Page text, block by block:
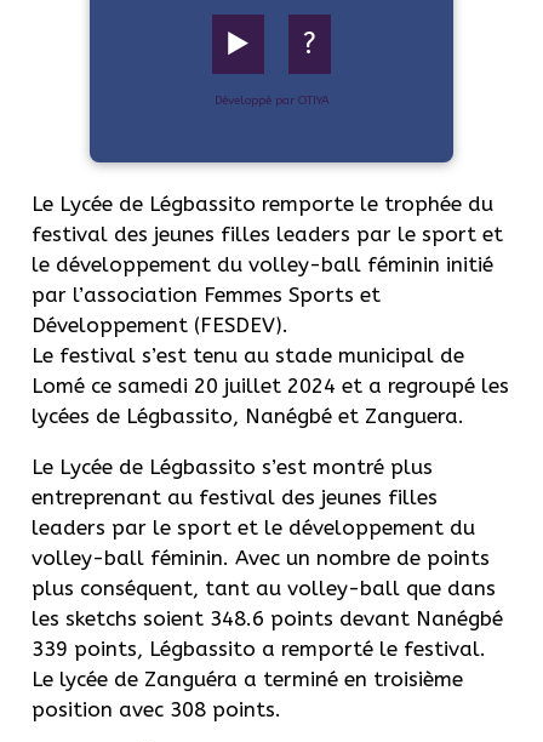
▶️ ?
Développé par OTIYA
Le Lycée de Légbassito remporte le trophée du
festival des jeunes filles leaders par le sport et
le développement du volley-ball féminin initié
par l’association Femmes Sports et
Développement (FESDEV).
Le festival s’est tenu au stade municipal de
Lomé ce samedi 20 juillet 2024 et a regroupé les
lycées de Légbassito, Nanégbé et Zanguera.
Le Lycée de Légbassito s’est montré plus
entreprenant au festival des jeunes filles
leaders par le sport et le développement du
volley-ball féminin. Avec un nombre de points
plus conséquent, tant au volley-ball que dans
les sketchs soient 348.6 points devant Nanégbé
339 points, Légbassito a remporté le festival.
Le lycée de Zanguéra a terminé en troisième
position avec 308 points.